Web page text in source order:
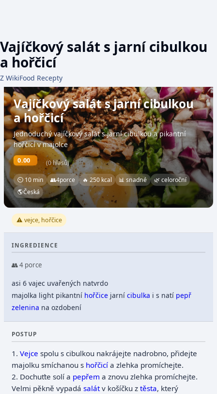
Vajíčkový salát s jarní cibulkou
a hořčicí
Z WikiFood Recepty
Vajíčkový salát s jarní cibulkou
a hořčicí
Jednoduchý vajíčkový salát s jarní cibulkou a pikantní
hořčicí v majolce
0.00 (0 hlasů)
⏲ 10 min 👥4porce 🔥 250 kcal 📊 snadné
🌿 celoroční
🌎Česká
⚠️ vejce, hořčice
INGREDIENCE
👥 4 porce
asi 6 vajec uvařených natvrdo
majolka light pikantní hořčice jarnícibulka i s natí pepř
zelenina na ozdobení
POSTUP
1.Vejce spolu s cibulkou nakrájejte nadrobno, přidejte
majolku smíchanou s hořčicí a zlehka promíchejte.
2. Dochuťte solí a pepřem a znovu zlehka promíchejte.
Velmi pěkně vypadásalátv košíčku ztěsta, který